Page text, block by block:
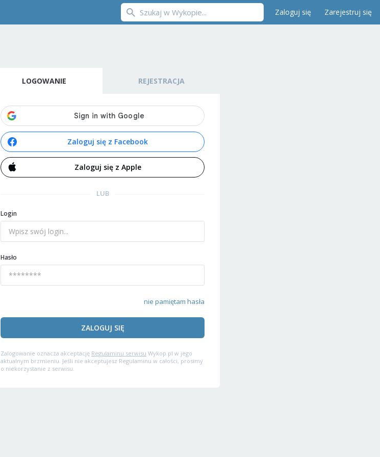
Zaloguj się Zarejestruj się
LOGOWANIE REJESTRACJA
Zaloguj się z Facebook
Zaloguj się z Apple
LUB
Login
Hasło
nie pamiętam hasła
ZALOGUJ SIĘ
Zalogowanie oznacza akceptację Regulaminu serwisu Wykop.pl w jego
aktualnym brzmieniu. Jeśli nie akceptujesz Regulaminu w całości, prosimy
o niekorzystanie z serwisu.